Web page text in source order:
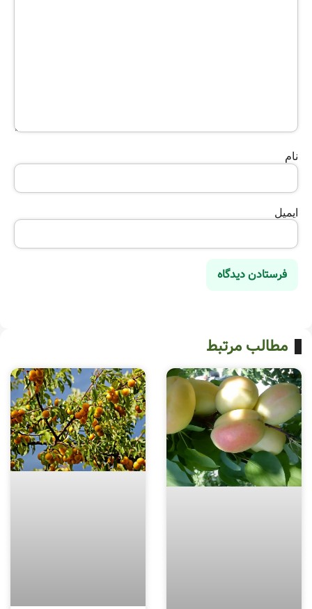
نام
ایمیل
مطالب مرتبط